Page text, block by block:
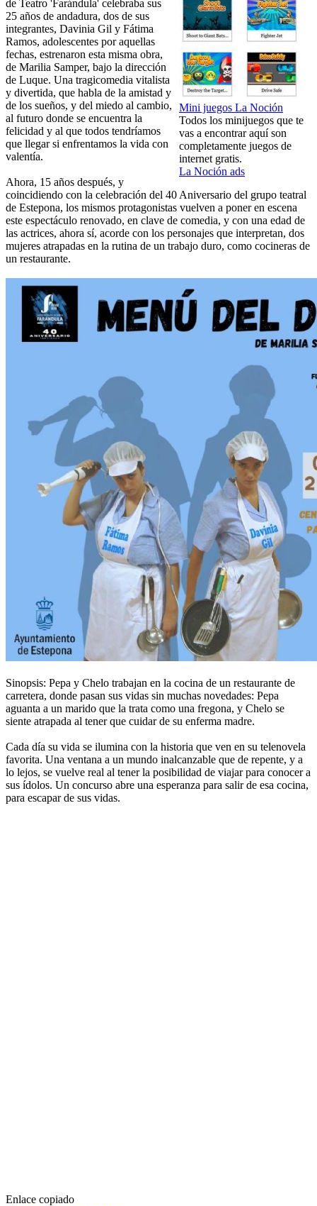
Mini juegos La Noción
Todos los minijuegos que te
vas a encontrar aquí son
completamente juegos de
internet gratis.
La Noción ads
de Teatro 'Farándula' celebraba sus
25 años de andadura, dos de sus
integrantes, Davinia Gil y Fátima
Ramos, adolescentes por aquellas
fechas, estrenaron esta misma obra,
de Marilia Samper, bajo la dirección
de Luque. Una tragicomedia vitalista
y divertida, que habla de la amistad y
de los sueños, y del miedo al cambio,
al futuro donde se encuentra la
felicidad y al que todos tendríamos
que llegar si enfrentamos la vida con
valentía.
Ahora, 15 años después, y
coincidiendo con la celebración del 40 Aniversario del grupo teatral
de Estepona, los mismos protagonistas vuelven a poner en escena
este espectáculo renovado, en clave de comedia, y con una edad de
las actrices, ahora sí, acorde con los personajes que interpretan, dos
mujeres atrapadas en la rutina de un trabajo duro, como cocineras de
un restaurante.
Sinopsis: Pepa y Chelo trabajan en la cocina de un restaurante de
carretera, donde pasan sus vidas sin muchas novedades: Pepa
aguanta a un marido que la trata como una fregona, y Chelo se
siente atrapada al tener que cuidar de su enferma madre.
Cada día su vida se ilumina con la historia que ven en su telenovela
favorita. Una ventana a un mundo inalcanzable que de repente, y a
lo lejos, se vuelve real al tener la posibilidad de viajar para conocer a
sus ídolos. Un concurso abre una esperanza para salir de esa cocina,
para escapar de sus vidas.
Enlace copiado